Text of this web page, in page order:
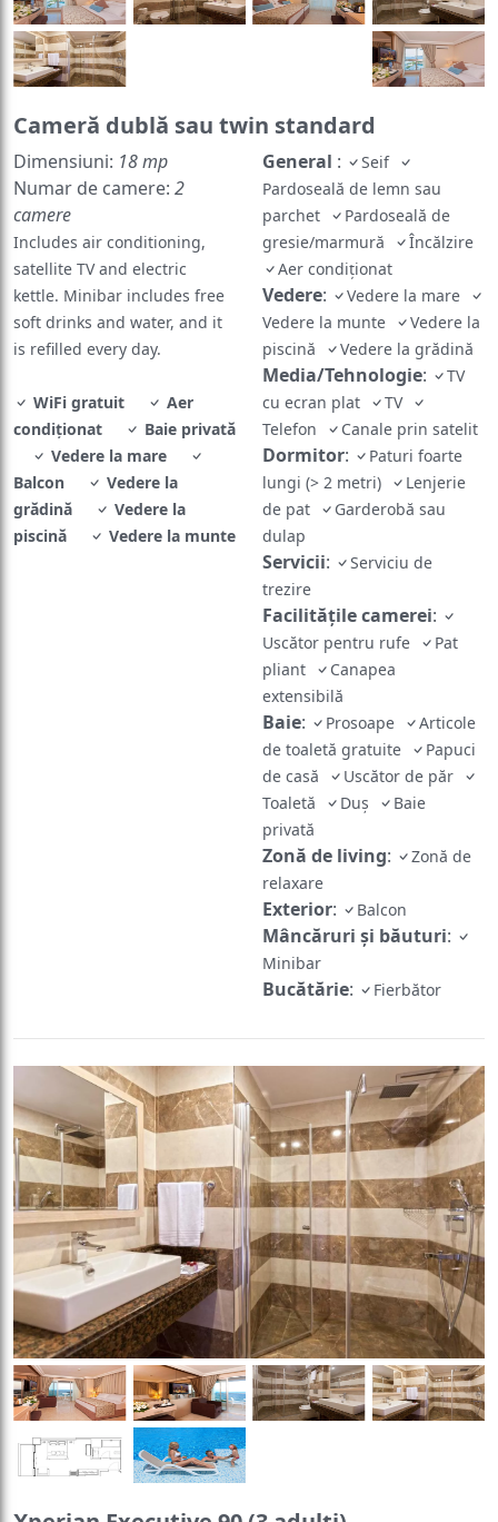
Cameră dublă sau twin standard
Dimensiuni: 18 mp
Numar de camere: 2
camere
Includes air conditioning,
satellite TV and electric
kettle. Minibar includes free
soft drinks and water, and it
is refilled every day.
WiFi gratuit
Aer
condiționat
Baie privată
Vedere la mare
Balcon
Vedere la
grădină
Vedere la
piscină
Vedere la munte
General :
Seif
Pardoseală de lemn sau
parchet
Pardoseală de
gresie/marmură
Încălzire
Aer condiționat
Vedere:
Vedere la mare
Vedere la munte
Vedere la
piscină
Vedere la grădină
Media/Tehnologie:
TV
cu ecran plat
TV
Telefon
Canale prin satelit
Dormitor:
Paturi foarte
lungi (> 2 metri)
Lenjerie
de pat
Garderobă sau
dulap
Servicii:
Serviciu de
trezire
Facilităţile camerei:
Uscător pentru rufe
Pat
pliant
Canapea
extensibilă
Baie: Prosoape
Articole
de toaletă gratuite
Papuci
de casă
Uscător de păr
Toaletă
Duș
Baie
privată
Zonă de living:
Zonă de
relaxare
Exterior: Balcon
Mâncăruri și băuturi:
Minibar
Bucătărie: Fierbător